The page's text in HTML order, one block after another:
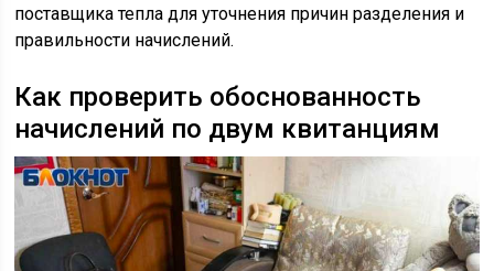
поставщика тепла для уточнения причин разделения и
правильности начислений.
Как проверить обоснованность
начислений по двум квитанциям